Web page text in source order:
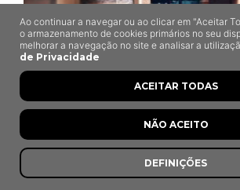
Dom Dinis
Ao continuar a navegar ou ao clicar em "Aceitar
o armazenamento de cookies primários no seu
melhorar a navegação no site e analisar a
de Privacidade
DEFINIÇÕES
NÃO ACEITO
ACEITAR TODAS